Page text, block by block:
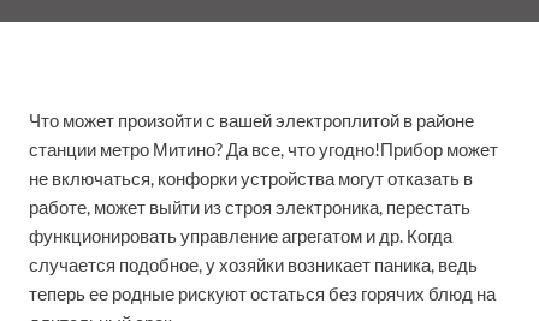
Что может произойти с вашей электроплитой в районе
станции метро Митино? Да все, что угодно!Прибор может
не включаться, конфорки устройства могут отказать в
работе, может выйти из строя электроника, перестать
функционировать управление агрегатом и др. Когда
случается подобное, у хозяйки возникает паника, ведь
теперь ее родные рискуют остаться без горячих блюд на